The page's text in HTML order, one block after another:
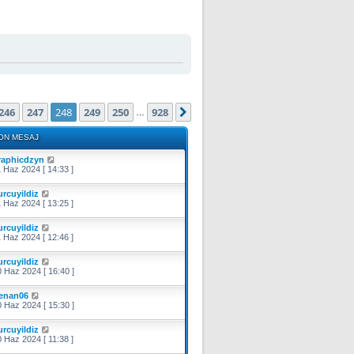
928 sayfa)
247 248 249 250 928
MESAJ
Haz 2024 [ 14:33 ]
Haz 2024 [ 13:25 ]
Haz 2024 [ 12:46 ]
Haz 2024 [ 16:40 ]
Haz 2024 [ 15:30 ]
Haz 2024 [ 11:38 ]